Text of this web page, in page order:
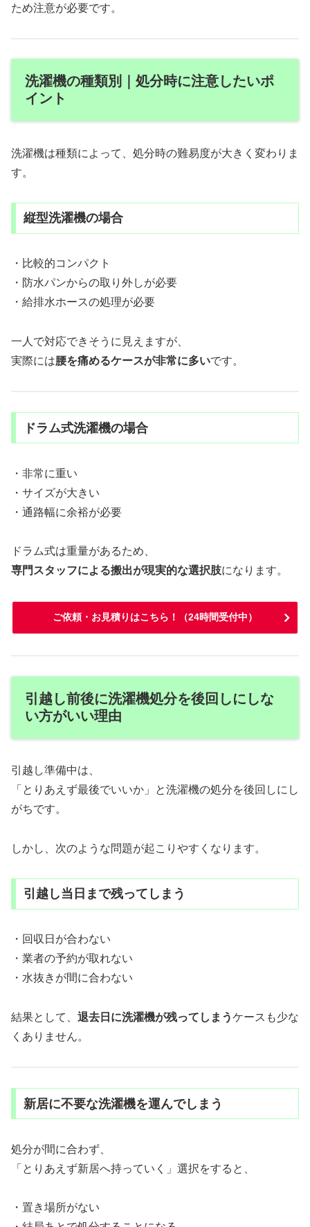
ため注意が必要です。
洗濯機の種類別｜処分時に注意したいポ
イント
洗濯機は種類によって、処分時の難易度が大きく変わりま
す。
縦型洗濯機の場合
・比較的コンパクト
・防水パンからの取り外しが必要
・給排水ホースの処理が必要
一人で対応できそうに見えますが、
実際には腰を痛めるケースが非常に多いです。
ドラム式洗濯機の場合
・非常に重い
・サイズが大きい
・通路幅に余裕が必要
ドラム式は重量があるため、
専門スタッフによる搬出が現実的な選択肢になります。
ご依頼・お見積りはこちら！（24時間受付中）
引越し前後に洗濯機処分を後回しにしな
い方がいい理由
引越し準備中は、
「とりあえず最後でいいか」と洗濯機の処分を後回しにし
がちです。
しかし、次のような問題が起こりやすくなります。
引越し当日まで残ってしまう
・回収日が合わない
・業者の予約が取れない
・水抜きが間に合わない
結果として、 退去日に洗濯機が残ってしまうケースも少な
くありません。
新居に不要な洗濯機を運んでしまう
処分が間に合わず、
「とりあえず新居へ持っていく」選択をすると、
・置き場所がない